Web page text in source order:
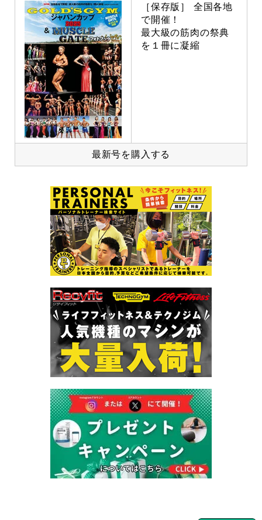
［保存版］ 全国各地
で開催！
最大級の筋肉の祭典
を１冊に凝縮
最新号を購入する